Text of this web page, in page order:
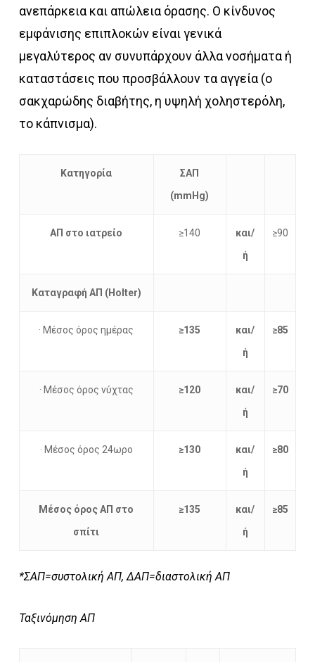
ανεπάρκεια και απώλεια όρασης. Ο κίνδυνος
εμφάνισης επιπλοκών είναι γενικά
μεγαλύτερος αν συνυπάρχουν άλλα νοσήματα ή
καταστάσεις που προσβάλλουν τα αγγεία (ο
σακχαρώδης διαβήτης, η υψηλή χοληστερόλη,
το κάπνισμα).
Κατηγορία
ΣΑΠ
(mmHg)
ΑΠ στο ιατρείο ≥140
και/
ή
≥90
Καταγραφή ΑΠ (Holter)
· Μέσος όρος ημέρας ≥135
και/
ή
≥85
· Μέσος όρος νύχτας ≥120
και/
ή
≥70
· Μέσος όρος 24ωρο ≥130
και/
ή
≥80
Μέσος όρος ΑΠ στο
σπίτι
≥135
και/
ή
≥85
*ΣΑΠ=συστολική ΑΠ, ΔΑΠ=διαστολική ΑΠ
Ταξινόμηση ΑΠ